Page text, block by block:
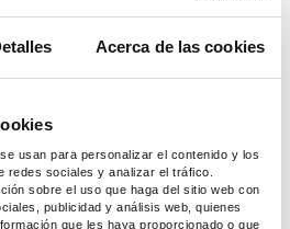
Acerca de las cookies
usan para personalizar el contenido y los
redes sociales y analizar el tráfico.
sobre el uso que haga del sitio web con
publicidad y análisis web, quienes
que les haya proporcionado o que
para la
de
para crear contenido
audiencia adecuada